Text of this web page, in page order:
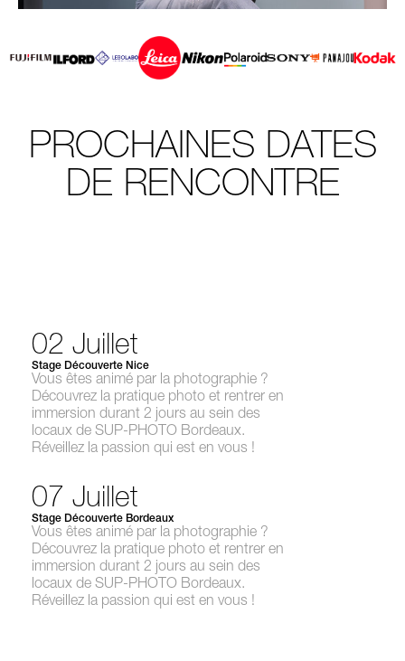
PROCHAINES DATES
DE RENCONTRE
02 Juillet
Stage Découverte Nice
Vous êtes animé par la photographie ?
Découvrez la pratique photo et rentrer en
immersion durant 2 jours au sein des
locaux de SUP-PHOTO Bordeaux.
Réveillez la passion qui est en vous !
07 Juillet
Stage Découverte Bordeaux
Vous êtes animé par la photographie ?
Découvrez la pratique photo et rentrer en
immersion durant 2 jours au sein des
locaux de SUP-PHOTO Bordeaux.
Réveillez la passion qui est en vous !